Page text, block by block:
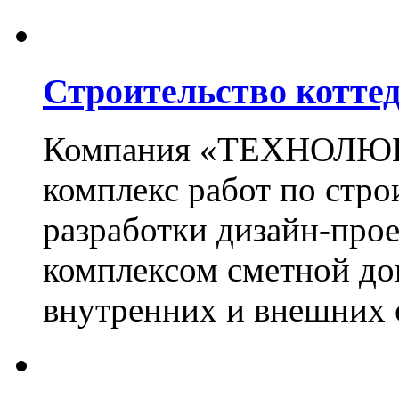
Строительство
Компания
комплекс работ по
разработки дизайн-
комплексом сметной
внутренних и внешних